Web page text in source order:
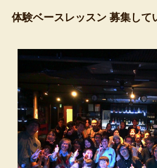
体験ベースレッスン 募集して